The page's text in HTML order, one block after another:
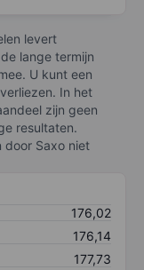
levert
lange termijn
U kunt een
In het
zijn geen
resultaten.
door Saxo niet
176,02
176,14
177,73